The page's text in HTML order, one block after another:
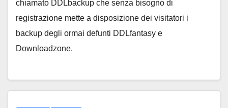
chiamato DDLbackup che senza bisogno di
registrazione mette a disposizione dei visitatori i
backup degli ormai defunti DDLfantasy e
Downloadzone.